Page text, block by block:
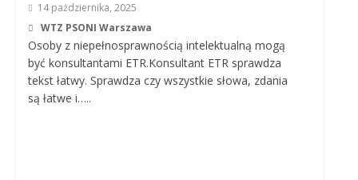
14 października, 2025
WTZ PSONI Warszawa
Osoby z niepełnosprawnością intelektualną mogą
być konsultantami ETR.Konsultant ETR sprawdza
tekst łatwy. Sprawdza czy wszystkie słowa, zdania
są łatwe i…..